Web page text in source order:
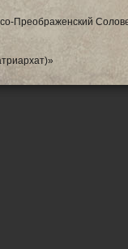
Преображенский